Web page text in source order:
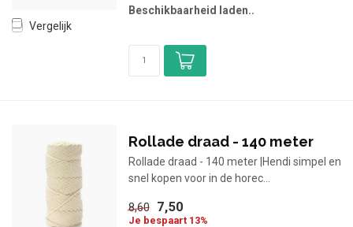
Vergelijk
Beschikbaarheid laden..
Rollade draad - 140 meter
Rollade draad - 140 meter |Hendi simpel en
snel kopen voor in de horec...
8,60 7,50
Je bespaart 13%